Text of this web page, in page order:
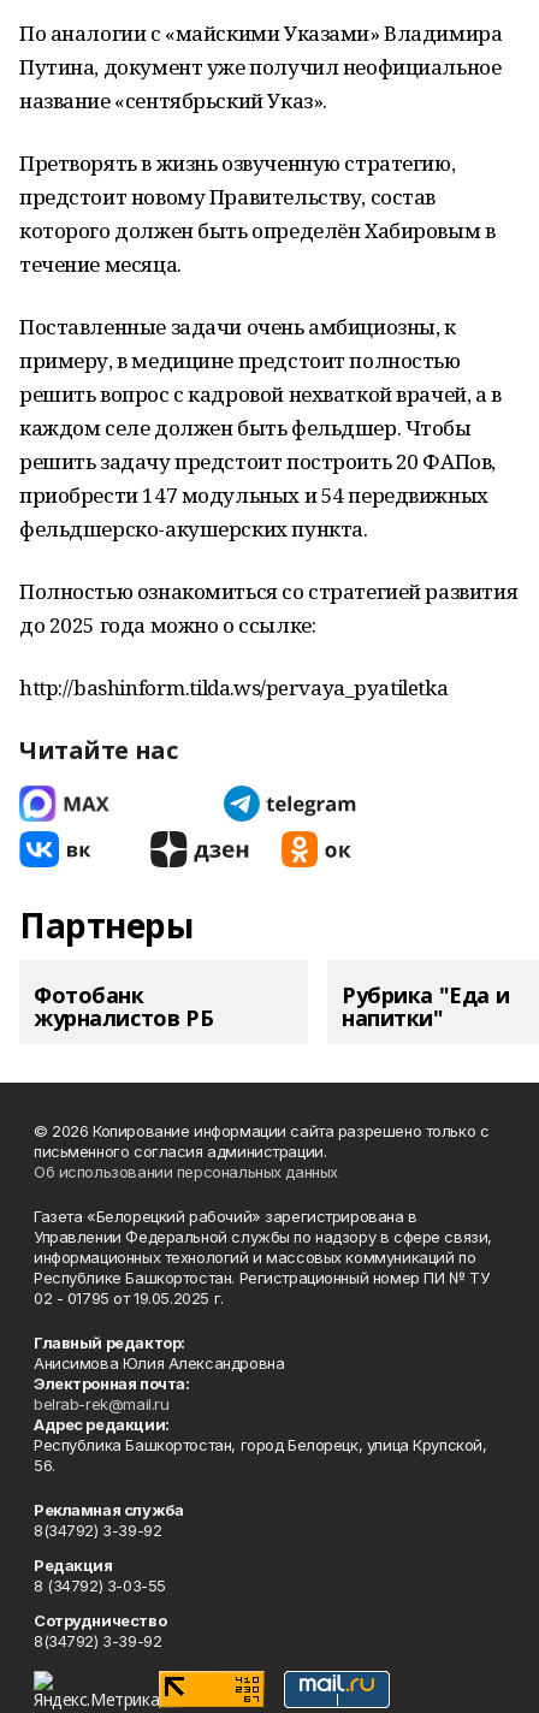
По аналогии с «майскими Указами» Владимира
Путина, документ уже получил неофициальное
название «сентябрьский Указ».
Претворять в жизнь озвученную стратегию,
предстоит новому Правительству, состав
которого должен быть определён Хабировым в
течение месяца.
Поставленные задачи очень амбициозны, к
примеру, в медицине предстоит полностью
решить вопрос с кадровой нехваткой врачей, а в
каждом селе должен быть фельдшер. Чтобы
решить задачу предстоит построить 20 ФАПов,
приобрести 147 модульных и 54 передвижных
фельдшерско-акушерских пункта.
Полностью ознакомиться со стратегией развития
до 2025 года можно о ссылке:
http://bashinform.tilda.ws/pervaya_pyatiletka
Читайте нас
Партнеры
Фотобанк
журналистов РБ
Рубрика "Еда и
напитки"
© 2026 Копирование информации сайта разрешено только с
письменного согласия администрации.
Об использовании персональных данных
Газета «Белорецкий рабочий» зарегистрирована в
Управлении Федеральной службы по надзору в сфере связи,
информационных технологий и массовых коммуникаций по
Республике Башкортостан. Регистрационный номер ПИ № ТУ
02 - 01795 от 19.05.2025 г.
Главный редактор:
Анисимова Юлия Александровна
Электронная почта:
belrab-rek@mail.ru
Адрес редакции:
Республика Башкортостан, город Белорецк, улица Крупской,
56.
Рекламная служба
8(34792) 3-39-92
Редакция
8 (34792) 3-03-55
Сотрудничество
8(34792) 3-39-92